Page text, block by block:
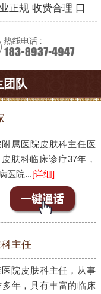
正规 收费合理 口
团队
属医院皮肤科主任医
肤科临床诊疗37年，
医院...[详细]
主任
院皮肤科主任，从事
年，具有丰富的临床